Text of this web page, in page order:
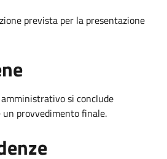
prevista per la presentazione
si conclude
provvedimento finale.